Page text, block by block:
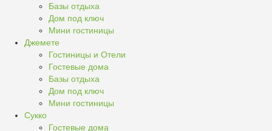
Базы отдыха
Дом под ключ
Мини гостиницы
Джемете
Гостиницы и Отели
Гостевые дома
Базы отдыха
Дом под ключ
Мини гостиницы
Сукко
Гостевые дома